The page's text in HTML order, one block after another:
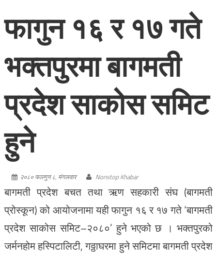
फागुन १६ र १७ गते
भक्तपुरमा बागमती
प्रदेश साकोस समिट
हुने
२०८० फाल्गुन ८, मंगलवार Nonstop Khabar
बागमती प्रदेश बचत तथा ऋण सहकारी संघ (बागमती
प्रोस्कून) को आयोजनामा यही फागुन १६ र १७ गते ‘बागमती
प्रदेश साकोस समिट–२०८०’ हुने भएको छ । भक्तपुरको
जर्मनहोम हस्पिटालिटी, गठ्ठाघरमा हुने समिटमा बागमती प्रदेश